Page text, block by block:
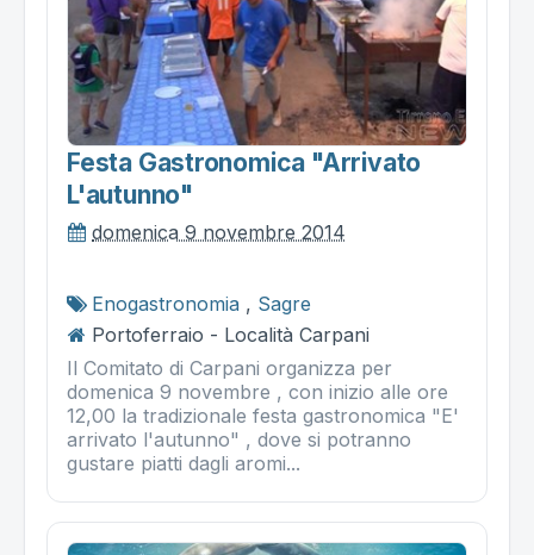
Festa Gastronomica "arrivato
L'autunno"
domenica 9 novembre 2014
Enogastronomia , Sagre
Portoferraio - Località Carpani
Il Comitato di Carpani organizza per
domenica 9 novembre , con inizio alle ore
12,00 la tradizionale festa gastronomica "E'
arrivato l'autunno" , dove si potranno
gustare piatti dagli aromi...